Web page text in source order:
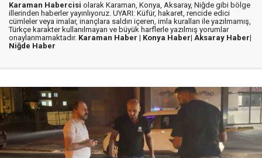
Karaman Habercisi olarak Karaman, Konya, Aksaray, Niğde gibi bölge
illerinden haberler yayınlıyoruz. UYARI: Küfür, hakaret, rencide edici
cümleler veya imalar, inançlara saldırı içeren, imla kuralları ile yazılmamış,
Türkçe karakter kullanılmayan ve büyük harflerle yazılmış yorumlar
onaylanmamaktadır. Karaman Haber | Konya Haber| Aksaray Haber|
Niğde Haber